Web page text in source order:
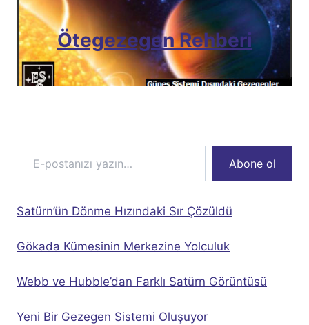
Ötegezegen Rehberi
E-postanızı yazın…
Abone ol
Satürn’ün Dönme Hızındaki Sır Çözüldü
Gökada Kümesinin Merkezine Yolculuk
Webb ve Hubble’dan Farklı Satürn Görüntüsü
Yeni Bir Gezegen Sistemi Oluşuyor